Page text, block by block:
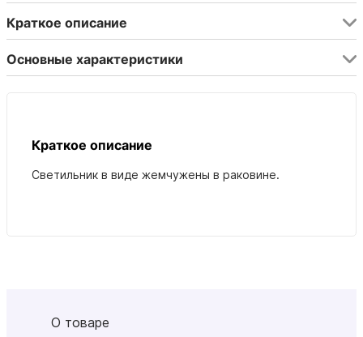
Краткое описание
Основные характеристики
Краткое описание
Светильник в виде жемчужены в раковине.
О товаре